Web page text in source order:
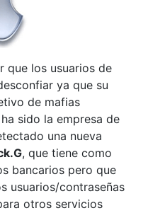
que los usuarios de
ya que su
de mafias
sido la empresa de
una nueva
, que tiene como
bancarios pero que
usuarios/contraseñas
otros servicios